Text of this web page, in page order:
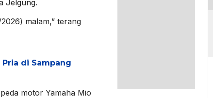
Jelgung.
malam,” terang
Pria di Sampang
motor Yamaha Mio